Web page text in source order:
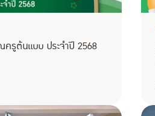
รูต้นแบบ ประจำปี 2568